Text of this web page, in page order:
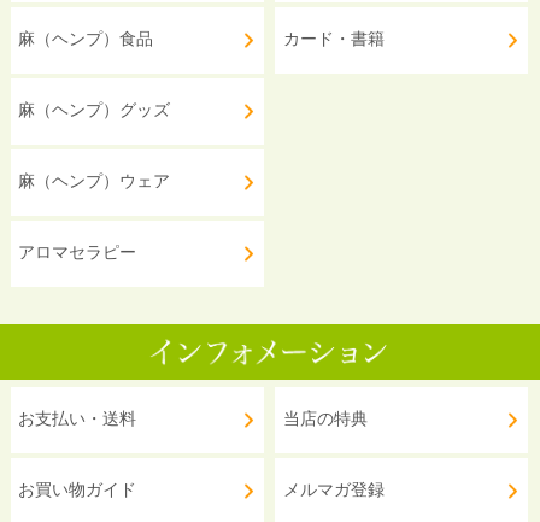
麻（ヘンプ）食品
麻（ヘンプ）グッズ
麻（ヘンプ）ウェア
アロマセラピー
カード・書籍
お支払い・送料
お買い物ガイド
当店の特典
メルマガ登録